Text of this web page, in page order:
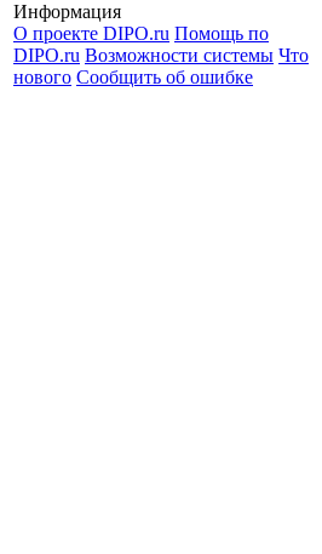
Информация
О проекте DIPO.ru Помощь по
DIPO.ru Возможности системы Что
нового Сообщить об ошибке